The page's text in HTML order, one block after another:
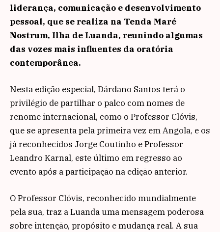
liderança, comunicação e desenvolvimento
pessoal, que se realiza na Tenda Maré
Nostrum, Ilha de Luanda, reunindo algumas
das vozes mais influentes da oratória
contemporânea.
Nesta edição especial, Dárdano Santos terá o
privilégio de partilhar o palco com nomes de
renome internacional, como o Professor Clóvis,
que se apresenta pela primeira vez em Angola, e os
já reconhecidos Jorge Coutinho e Professor
Leandro Karnal, este último em regresso ao
evento após a participação na edição anterior.
O Professor Clóvis, reconhecido mundialmente
pela sua, traz a Luanda uma mensagem poderosa
sobre intenção, propósito e mudança real. A sua